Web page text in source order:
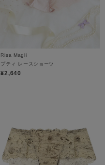
Risa Magli
プティ レースショーツ
¥2,640